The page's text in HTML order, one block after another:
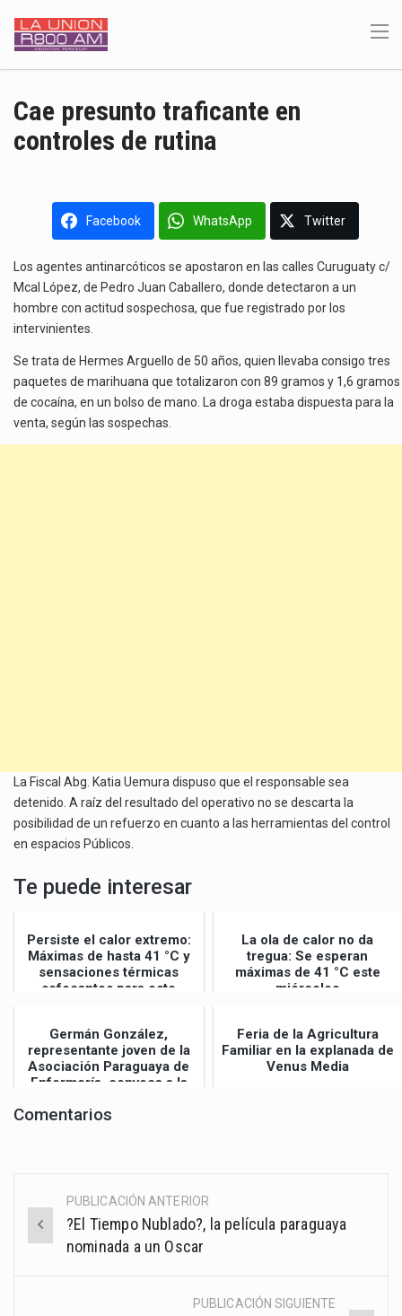
Cae presunto traficante en
controles de rutina
Facebook WhatsApp Twitter
Los agentes antinarcóticos se apostaron en las calles Curuguaty c/
Mcal López, de Pedro Juan Caballero, donde detectaron a un
hombre con actitud sospechosa, que fue registrado por los
intervinientes.
Se trata de Hermes Arguello de 50 años, quien llevaba consigo tres
paquetes de marihuana que totalizaron con 89 gramos y 1,6 gramos
de cocaína, en un bolso de mano. La droga estaba dispuesta para la
venta, según las sospechas.
La Fiscal Abg. Katia Uemura dispuso que el responsable sea
detenido. A raíz del resultado del operativo no se descarta la
posibilidad de un refuerzo en cuanto a las herramientas del control
en espacios Públicos.
Te puede interesar
Persiste el calor extremo:
Máximas de hasta 41 °C y
sensaciones térmicas
sofocantes para este
La ola de calor no da
tregua: Se esperan
máximas de 41 °C este
miércoles
Germán González,
representante joven de la
Asociación Paraguaya de
Enfermería, convoca a la
Feria de la Agricultura
Familiar en la explanada de
Venus Media
Comentarios
Post
navigation
PUBLICACIÓN ANTERIOR
?El Tiempo Nublado?, la película paraguaya
nominada a un Oscar
PUBLICACIÓN SIGUIENTE